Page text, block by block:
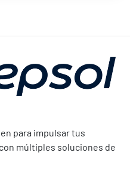
para impulsar tus
múltiples soluciones de